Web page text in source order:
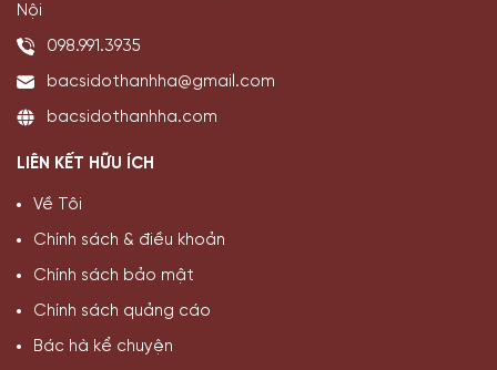
Nội
098.991.3935
bacsidothanhha@gmail.com
bacsidothanhha.com
LIÊN KẾT HỮU ÍCH
Về Tôi
Chính sách & điều khoản
Chính sách bảo mật
Chính sách quảng cáo
Bác hà kể chuyện